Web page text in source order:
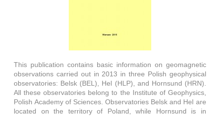
This publication contains basic information on geomagnetic
observations carried out in 2013 in three Polish geophysical
observatories: Belsk (BEL), Hel (HLP), and Hornsund (HRN).
All these observatories belong to the Institute of Geophysics,
Polish Academy of Sciences. Observatories Belsk and Hel are
located on the territory of Poland, while Hornsund is in